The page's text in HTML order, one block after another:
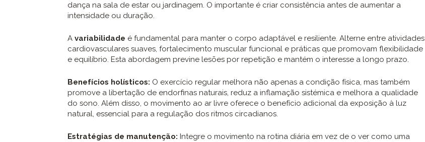
dança na sala de estar ou jardinagem. O importante é criar consistência antes de aumentar a
intensidade ou duração.
A variabilidade é fundamental para manter o corpo adaptável e resiliente. Alterne entre atividades
cardiovasculares suaves, fortalecimento muscular funcional e práticas que promovam flexibilidade
e equilíbrio. Esta abordagem previne lesões por repetição e mantém o interesse a longo prazo.
Benefícios holísticos: O exercício regular melhora não apenas a condição física, mas também
promove a libertação de endorfinas naturais, reduz a inflamação sistémica e melhora a qualidade
do sono. Além disso, o movimento ao ar livre oferece o benefício adicional da exposição à luz
natural, essencial para a regulação dos ritmos circadianos.
Estratégias de manutenção: Integre o movimento na rotina diária em vez de o ver como uma